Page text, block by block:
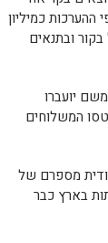
כמיליון
ובתנאים
יועברו
המשלוחים
מספרם של
בארץ כבר